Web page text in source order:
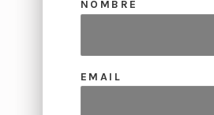
NOMBRE
EMAIL